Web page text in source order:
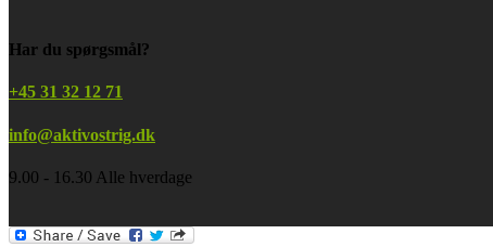
Har du spørgsmål?
+45 31 32 12 71
info@aktivostrig.dk
9.00 - 16.30 Alle hverdage